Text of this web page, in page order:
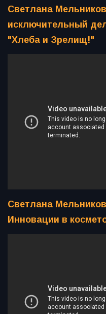
Светлана
исключительный
"Хлеба и Зрелищ!"
Светлана
Инновации в